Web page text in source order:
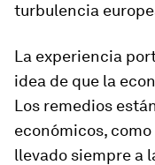
turbulencia
La experiencia
idea de que la
Los remedios
económicos,
llevado siempre a